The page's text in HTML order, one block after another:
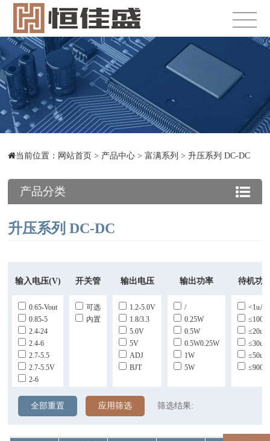
当前位置： 网站首页 > 产品中心 >富满系列 >升压系列 DC-DC
产品分类
升压系列 DC-DC
输入电压(V) 开关管 输出电压 输出功率 待机功
0.65-Vout
0.85-5
2.4-24
2.4-6
2.7-5.5
2.7-5.5V
2-6
可选
内置
1.2-5.0V
1.8/3.3
5.0V
5V
ADJ
BJT
/
0.25W
0.5W
0.5W0.25W
1W
5W
<1uA
≤20uA
≤30uA
≤50uA
全部重置 应用筛选 筛选结果: